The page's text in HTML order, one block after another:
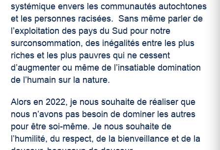
systémique envers les communautés autochtones
et les personnes racisées. Sans même parler de
l’exploitation des pays du Sud pour notre
surconsommation, des inégalités entre les plus
riches et les plus pauvres qui ne cessent
d’augmenter ou même de l’insatiable domination
de l’humain sur la nature.
Alors en 2022, je nous souhaite de réaliser que
nous n’avons pas besoin de dominer les autres
pour être soi-même. Je nous souhaite de
l’humilité, du respect, de la bienveillance et de la